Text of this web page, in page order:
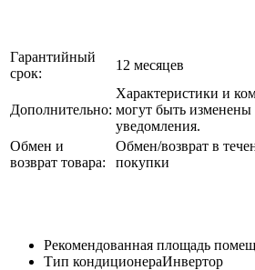
Гарантийный
срок:
12 месяцев
Дополнительно:
Характеристики и
могут быть изменены
уведомления.
Обмен и
возврат товара:
Обмен/возврат в
покупки
Рекомендованная площадь
Тип кондиционераИнвертор